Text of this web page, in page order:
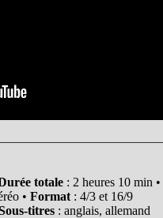
totale : 2 heures 10 min •
• Format : 4/3 et 16/9
titres : anglais, allemand